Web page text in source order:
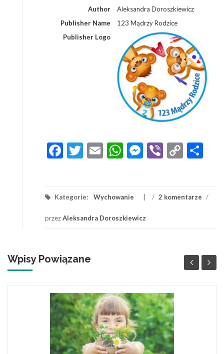
Author
Aleksandra Doroszkiewicz
Publisher Name
123 Mądrzy Rodzice
Publisher Logo
Facebook
Twitter
EmailWhatsApp
Messenger
Viber
Copy
Kategorie: Wychowanie / 2 komentarze /
przezAleksandra Doroszkiewicz
Wpisy Powiązane